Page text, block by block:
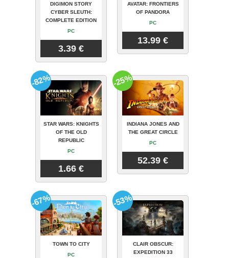
DIGIMON STORY
CYBER SLEUTH:
COMPLETE EDITION
PC
3.39 €
AVATAR: FRONTIERS
OF PANDORA
PC
13.99 €
STAR WARS: KNIGHTS
OF THE OLD
REPUBLIC
PC
1.66 €
-82%
INDIANA JONES AND
THE GREAT CIRCLE
PC
52.39 €
-25%
TOWN TO CITY
PC
-67%
CLAIR OBSCUR:
EXPEDITION 33
-53%